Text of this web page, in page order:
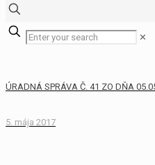
✕
ÚRADNÁ SPRÁVA Č. 41 ZO DŇA
5. mája 2017